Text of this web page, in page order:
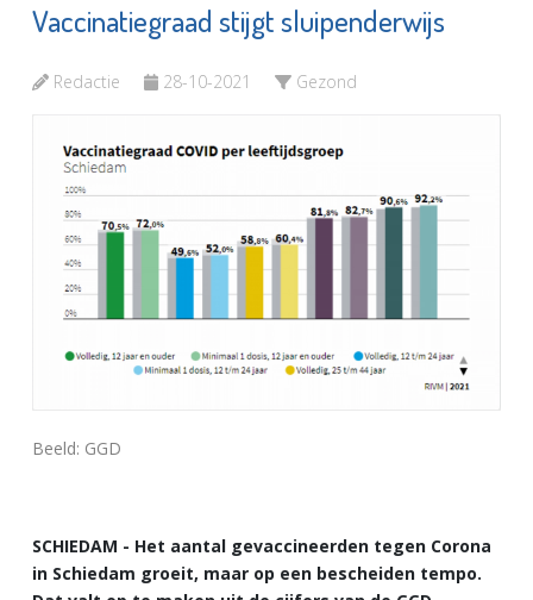
Vaccinatiegraad stijgt sluipenderwijs
Redactie 28-10-2021 Gezond
Beeld: GGD
SCHIEDAM - Het aantal gevaccineerden tegen Corona
in Schiedam groeit, maar op een bescheiden tempo.